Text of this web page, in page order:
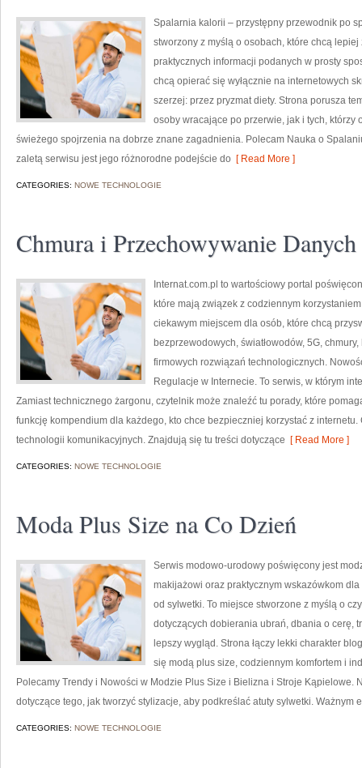
Spalarnia kalorii – przystępny przewodnik po
stworzony z myślą o osobach, które chcą
praktycznych informacji podanych w prosty
chcą opierać się wyłącznie na internetowych
szerzej: przez pryzmat diety. Strona porusza
osoby wracające po przerwie, jak i tych,
świeżego spojrzenia na dobrze znane zagadnienia. Polecam Nauka o
zaletą serwisu jest jego różnorodne podejście do [ Read More ]
CATEGORIES: NOWE TECHNOLOGIE
Chmura i Przechowywanie Danych
Internat.com.pl to wartościowy portal
które mają związek z codziennym
ciekawym miejscem dla osób, które chcą
bezprzewodowych, światłowodów, 5G,
firmowych rozwiązań technologicznych.
Regulacje w Internecie. To serwis, w którym
Zamiast technicznego żargonu, czytelnik może znaleźć tu porady, które
funkcję kompendium dla każdego, kto chce bezpieczniej korzystać z internetu.
technologii komunikacyjnych. Znajdują się tu treści dotyczące [ Read More ]
CATEGORIES: NOWE TECHNOLOGIE
Moda Plus Size na Co Dzień
Serwis modowo-urodowy poświęcony jest
makijażowi oraz praktycznym wskazówkom
od sylwetki. To miejsce stworzone z myślą o
dotyczących dobierania ubrań, dbania o cerę,
lepszy wygląd. Strona łączy lekki charakter
się modą plus size, codziennym komfortem i
Polecamy Trendy i Nowości w Modzie Plus Size i Bielizna i Stroje Kąpielowe.
dotyczące tego, jak tworzyć stylizacje, aby podkreślać atuty sylwetki. Ważnym
CATEGORIES: NOWE TECHNOLOGIE